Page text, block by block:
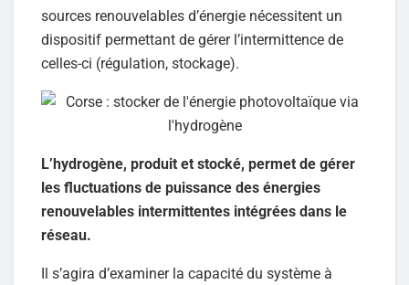
sources renouvelables d’énergie nécessitent un
dispositif permettant de gérer l’intermittence de
celles-ci (régulation, stockage).
L’hydrogène, produit et stocké, permet de gérer
les fluctuations de puissance des énergies
renouvelables intermittentes intégrées dans le
réseau.
Il s’agira d’examiner la capacité du système à